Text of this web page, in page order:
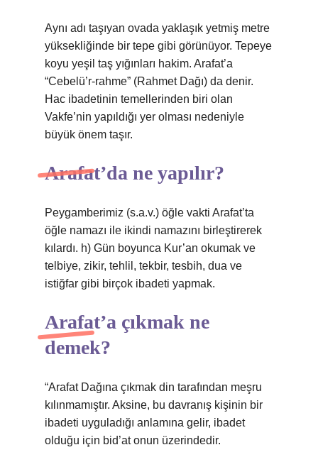
Aynı adı taşıyan ovada yaklaşık yetmiş metre
yüksekliğinde bir tepe gibi görünüyor. Tepeye
koyu yeşil taş yığınları hakim. Arafat’a
“Cebelü’r-rahme” (Rahmet Dağı) da denir.
Hac ibadetinin temellerinden biri olan
Vakfe’nin yapıldığı yer olması nedeniyle
büyük önem taşır.
Arafat’da ne yapılır?
Peygamberimiz (s.a.v.) öğle vakti Arafat’ta
öğle namazı ile ikindi namazını birleştirerek
kılardı. h) Gün boyunca Kur’an okumak ve
telbiye, zikir, tehlil, tekbir, tesbih, dua ve
istiğfar gibi birçok ibadeti yapmak.
Arafat’a çıkmak ne
demek?
“Arafat Dağına çıkmak din tarafından meşru
kılınmamıştır. Aksine, bu davranış kişinin bir
ibadeti uyguladığı anlamına gelir, ibadet
olduğu için bid’at onun üzerindedir.